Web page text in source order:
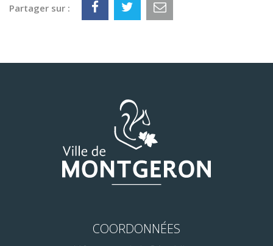
Partager sur :
COORDONNÉES